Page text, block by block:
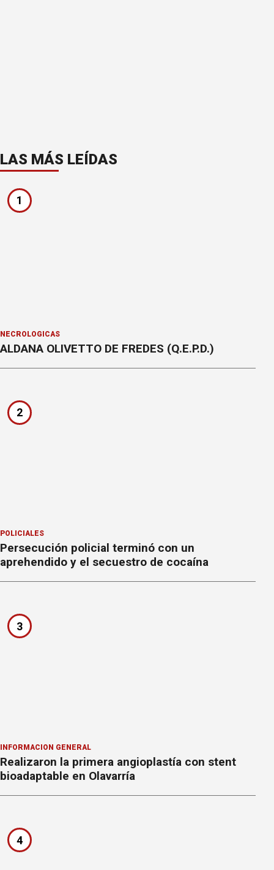
LAS MÁS LEÍDAS
1
NECROLÓGICAS
ALDANA OLIVETTO DE FREDES (Q.E.P.D.)
2
POLICIALES
Persecución policial terminó con un
aprehendido y el secuestro de cocaína
3
INFORMACION GENERAL
Realizaron la primera angioplastía con stent
bioadaptable en Olavarría
4